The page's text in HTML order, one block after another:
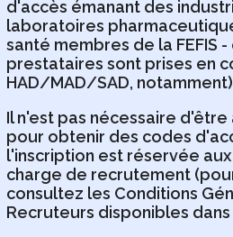
d'accès émanant des
laboratoires
santé membres de la FEFIS
prestataires sont prises en
HAD/MAD/SAD,
Il n'est pas nécessaire
pour obtenir des codes
l'inscription est réservée
charge de recrutement
consultez les Conditions
Recruteurs disponibles